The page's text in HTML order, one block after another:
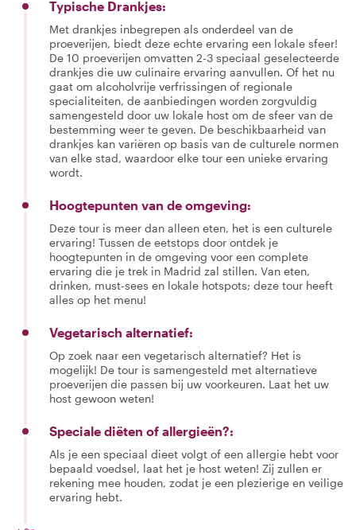
Typische Drankjes:
Met drankjes inbegrepen als onderdeel van de
proeverijen, biedt deze echte ervaring een lokale sfeer!
De 10 proeverijen omvatten 2-3 speciaal geselecteerde
drankjes die uw culinaire ervaring aanvullen. Of het nu
gaat om alcoholvrije verfrissingen of regionale
specialiteiten, de aanbiedingen worden zorgvuldig
samengesteld door uw lokale host om de sfeer van de
bestemming weer te geven. De beschikbaarheid van
drankjes kan variëren op basis van de culturele normen
van elke stad, waardoor elke tour een unieke ervaring
wordt.
Hoogtepunten van de omgeving:
Deze tour is meer dan alleen eten, het is een culturele
ervaring! Tussen de eetstops door ontdek je
hoogtepunten in de omgeving voor een complete
ervaring die je trek in Madrid zal stillen. Van eten,
drinken, must-sees en lokale hotspots; deze tour heeft
alles op het menu!
Vegetarisch alternatief:
Op zoek naar een vegetarisch alternatief? Het is
mogelijk! De tour is samengesteld met alternatieve
proeverijen die passen bij uw voorkeuren. Laat het uw
host gewoon weten!
Speciale diëten of allergieën?:
Als je een speciaal dieet volgt of een allergie hebt voor
bepaald voedsel, laat het je host weten! Zij zullen er
rekening mee houden, zodat je een plezierige en veilige
ervaring hebt.